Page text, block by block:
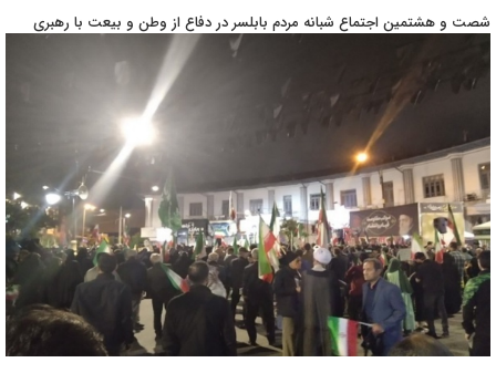
شصت و هشتمین اجتماع شبانه مردم بابلسر در دفاع از وطن و بیعت با رهبری